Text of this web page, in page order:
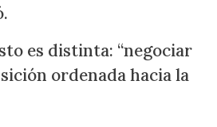
es distinta: “negociar
ordenada hacia la